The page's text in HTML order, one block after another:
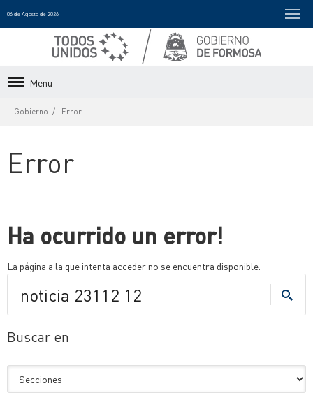
06 de Agosto de 2026
Menu
Gobierno Error
Error
Ha ocurrido un error!
La página a la que intenta acceder no se encuentra disponible.
Buscar en